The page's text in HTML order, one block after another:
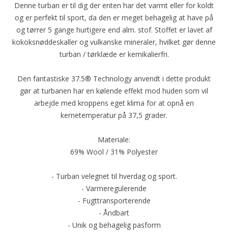
Denne turban er til dig der enten har det varmt eller for koldt
og er perfekt til sport, da den er meget behagelig at have på
og tørrer 5 gange hurtigere end alm. stof. Stoffet er lavet af
kokoksnøddeskaller og vulkanske mineraler, hvilket gør denne
turban / tørklæde er kemikalierfri.
Den fantastiske 37.5® Technology anvendt i dette produkt
gør at turbanen har en kølende effekt mod huden som vil
arbejde med kroppens eget klima for at opnå en
kernetemperatur på 37,5 grader.
Materiale:
69% Wool / 31% Polyester
- Turban velegnet til hverdag og sport.
- Varmeregulerende
- Fugttransporterende
- Åndbart
- Unik og behagelig pasform